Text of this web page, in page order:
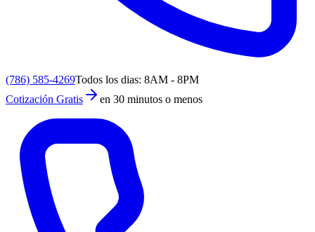
(786) 585-4269Todos los dias: 8AM - 8PM
Cotización Gratis
en 30 minutos o menos